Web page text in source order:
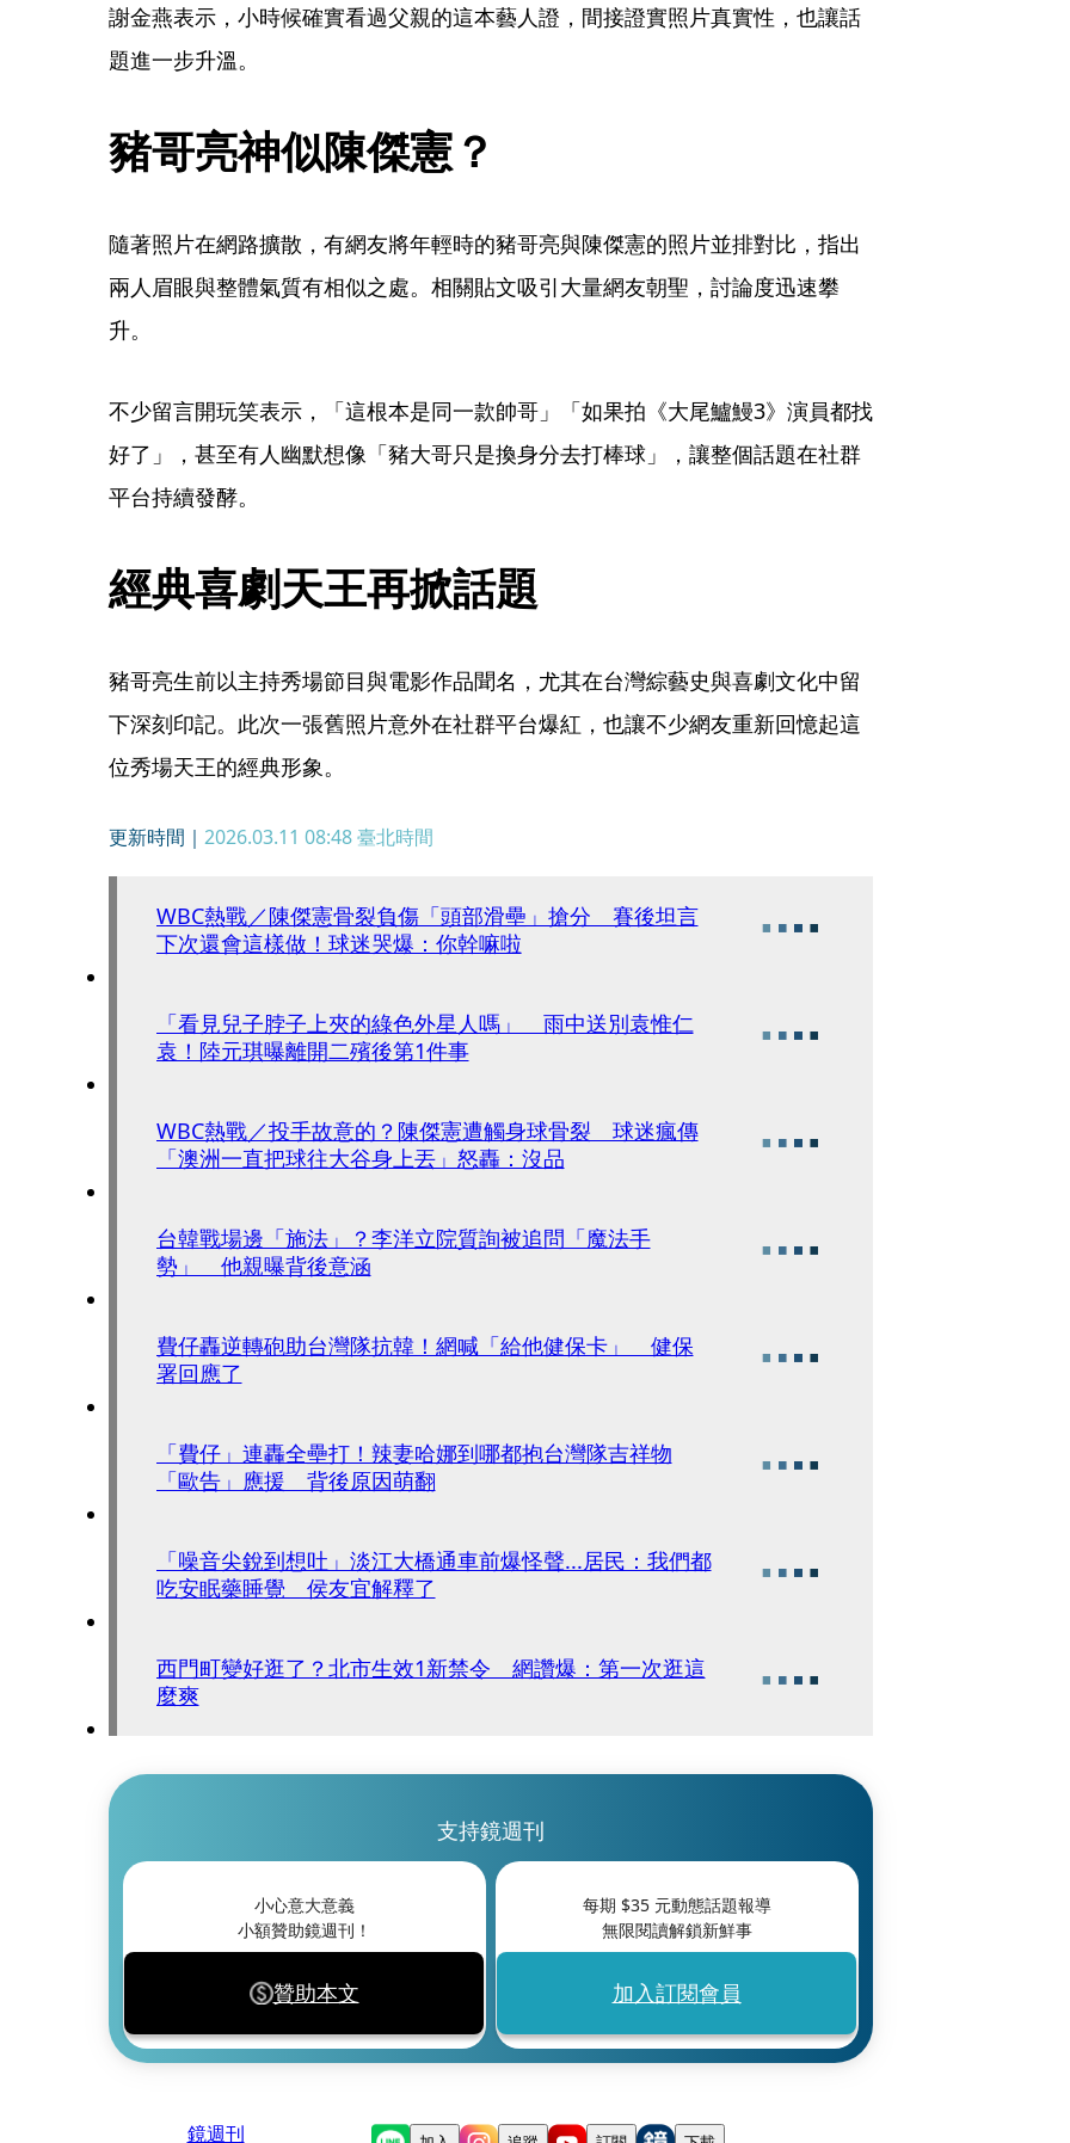
謝金燕表示，小時候確實看過父親的這本藝人證，間接證實照片真實性，也讓話
題進一步升溫。
豬哥亮神似陳傑憲？
隨著照片在網路擴散，有網友將年輕時的豬哥亮與陳傑憲的照片並排對比，指出
兩人眉眼與整體氣質有相似之處。相關貼文吸引大量網友朝聖，討論度迅速攀
升。
不少留言開玩笑表示，「這根本是同一款帥哥」「如果拍《大尾鱸鰻3》演員都找
好了」，甚至有人幽默想像「豬大哥只是換身分去打棒球」，讓整個話題在社群
平台持續發酵。
經典喜劇天王再掀話題
豬哥亮生前以主持秀場節目與電影作品聞名，尤其在台灣綜藝史與喜劇文化中留
下深刻印記。此次一張舊照片意外在社群平台爆紅，也讓不少網友重新回憶起這
位秀場天王的經典形象。
更新時間｜ 2026.03.11 08:48臺北時間
WBC熱戰／陳傑憲骨裂負傷「頭部滑壘」搶分 賽後坦言
下次還會這樣做！球迷哭爆：你幹嘛啦
「看見兒子脖子上夾的綠色外星人嗎」 雨中送別袁惟仁
袁！陸元琪曝離開二殯後第1件事
WBC熱戰／投手故意的？陳傑憲遭觸身球骨裂 球迷瘋傳
「澳洲一直把球往大谷身上丟」怒轟：沒品
台韓戰場邊「施法」？李洋立院質詢被追問「魔法手
勢」 他親曝背後意涵
費仔轟逆轉砲助台灣隊抗韓！網喊「給他健保卡」 健保
署回應了
「費仔」連轟全壘打！辣妻哈娜到哪都抱台灣隊吉祥物
「歐告」應援 背後原因萌翻
「噪音尖銳到想吐」淡江大橋通車前爆怪聲...居民：我們都
吃安眠藥睡覺 侯友宜解釋了
西門町變好逛了？北市生效1新禁令 網讚爆：第一次逛這
麼爽
支持鏡週刊
小心意大意義
小額贊助鏡週刊！
贊助本文
每期 $35元動態話題報導
無限閱讀解鎖新鮮事
加入訂閱會員
鏡週刊